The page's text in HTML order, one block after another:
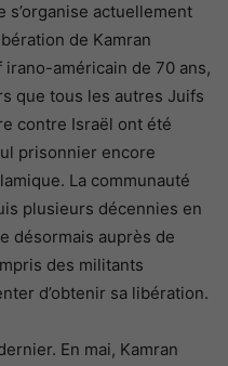
actuellement
de Kamran
américain de 70 ans,
que tous les autres Juifs
contre Israël ont été
prisonnier encore
La communauté
plusieurs décennies en
désormais auprès de
des militants
d’obtenir sa libération.
En mai, Kamran